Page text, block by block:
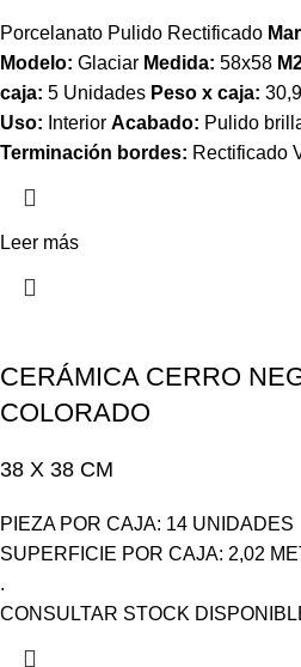
Porcelanato Pulido Rectificado
Modelo: Glaciar Medida: 58x58
caja: 5 Unidades Peso x caja:
Uso: Interior Acabado: Pulido
Terminación bordes: Rectificado
Leer más
CERÁMICA CERRO
COLORADO
38 X 38 CM
PIEZA POR CAJA: 14 UNIDADES
SUPERFICIE POR CAJA: 2,02
.
CONSULTAR STOCK